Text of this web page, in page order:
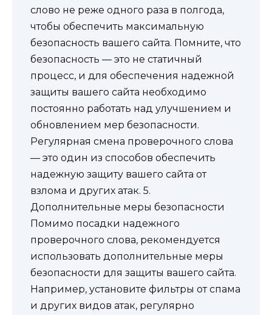
слово не реже одного раза в полгода,
чтобы обеспечить максимальную
безопасность вашего сайта. Помните, что
безопасность — это не статичный
процесс, и для обеспечения надежной
защиты вашего сайта необходимо
постоянно работать над улучшением и
обновлением мер безопасности.
Регулярная смена проверочного слова
— это один из способов обеспечить
надежную защиту вашего сайта от
взлома и других атак. 5.
Дополнительные меры безопасности
Помимо посадки надежного
проверочного слова, рекомендуется
использовать дополнительные меры
безопасности для защиты вашего сайта.
Например, установите фильтры от спама
и других видов атак, регулярно